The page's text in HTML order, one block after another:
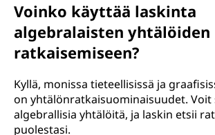
Voinko käyttää laskinta
algebralaisten yhtälöiden
ratkaisemiseen?
Kyllä, monissa tieteellisissä ja
on yhtälönratkaisuominaisuudet. Voit
algebrallisia yhtälöitä, ja laskin etsii
puolestasi.